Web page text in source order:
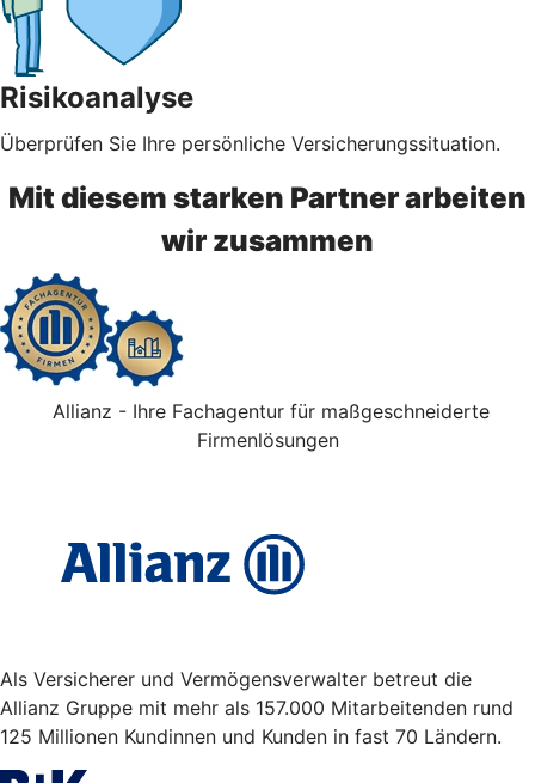
Risikoanalyse
Überprüfen Sie Ihre persönliche Versicherungssituation.
Mit diesem starken Partner arbeiten
wir zusammen
Allianz - Ihre Fachagentur für maßgeschneiderte
Firmenlösungen
Als Versicherer und Vermögensverwalter betreut die
Allianz Gruppe mit mehr als 157.000 Mitarbeitenden rund
125 Millionen Kundinnen und Kunden in fast 70 Ländern.